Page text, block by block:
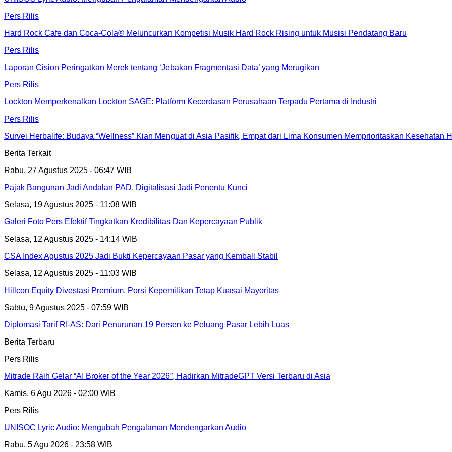
Pers Rilis
Hard Rock Cafe dan Coca-Cola® Meluncurkan Kompetisi Musik Hard Rock Rising untuk Musisi Pendatang Baru
Pers Rilis
Laporan Cision Peringatkan Merek tentang ‘Jebakan Fragmentasi Data’ yang Merugikan
Pers Rilis
Lockton Memperkenalkan Lockton SAGE: Platform Kecerdasan Perusahaan Terpadu Pertama di Industri
Pers Rilis
Survei Herbalife: Budaya “Wellness” Kian Menguat di Asia Pasifik, Empat dari Lima Konsumen Memprioritaskan Kesehatan
Berita Terkait
Rabu, 27 Agustus 2025 - 06:47 WIB
Pajak Bangunan Jadi Andalan PAD, Digitalisasi Jadi Penentu Kunci
Selasa, 19 Agustus 2025 - 11:08 WIB
Galeri Foto Pers Efektif Tingkatkan Kredibilitas Dan Kepercayaan Publik
Selasa, 12 Agustus 2025 - 14:14 WIB
CSA Index Agustus 2025 Jadi Bukti Kepercayaan Pasar yang Kembali Stabil
Selasa, 12 Agustus 2025 - 11:03 WIB
Hillcon Equity Divestasi Premium, Porsi Kepemilikan Tetap Kuasai Mayoritas
Sabtu, 9 Agustus 2025 - 07:59 WIB
Diplomasi Tarif RI-AS: Dari Penurunan 19 Persen ke Peluang Pasar Lebih Luas
Berita Terbaru
Pers Rilis
Mitrade Raih Gelar “AI Broker of the Year 2026”, Hadirkan MitradeGPT Versi Terbaru di Asia
Kamis, 6 Agu 2026 - 02:00 WIB
Pers Rilis
UNISOC Lyric Audio: Mengubah Pengalaman Mendengarkan Audio
Rabu, 5 Agu 2026 - 23:58 WIB